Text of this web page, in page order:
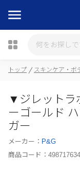
瓶詰
トップ スキンケア・ボ
▼ジレットラ
ーゴールド
ガー
メーカー： P&G
商品コード：